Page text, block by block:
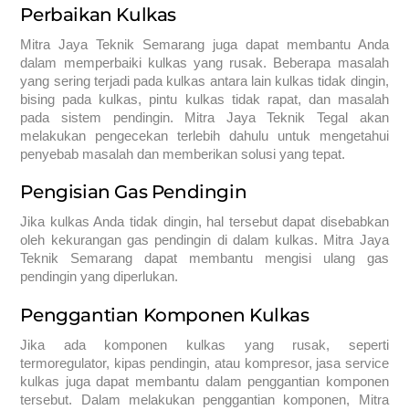
Perbaikan Kulkas
Mitra Jaya Teknik Semarang juga dapat membantu Anda
dalam memperbaiki kulkas yang rusak. Beberapa masalah
yang sering terjadi pada kulkas antara lain kulkas tidak dingin,
bising pada kulkas, pintu kulkas tidak rapat, dan masalah
pada sistem pendingin. Mitra Jaya Teknik Tegal akan
melakukan pengecekan terlebih dahulu untuk mengetahui
penyebab masalah dan memberikan solusi yang tepat.
Pengisian Gas Pendingin
Jika kulkas Anda tidak dingin, hal tersebut dapat disebabkan
oleh kekurangan gas pendingin di dalam kulkas. Mitra Jaya
Teknik Semarang dapat membantu mengisi ulang gas
pendingin yang diperlukan.
Penggantian Komponen Kulkas
Jika ada komponen kulkas yang rusak, seperti
termoregulator, kipas pendingin, atau kompresor, jasa service
kulkas juga dapat membantu dalam penggantian komponen
tersebut. Dalam melakukan penggantian komponen, Mitra